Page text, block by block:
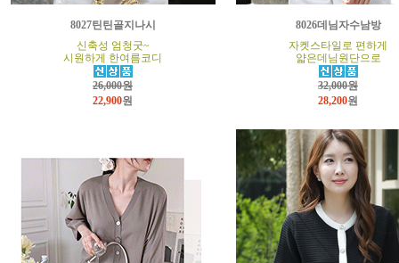
8027틴틴골지나시
신축성 엄청굿~
시원하게 한여름코디
26,000원
22,900원
8026데님자수남방
자켓스타일로 편하게
얇은데님원단으로
32,000원
28,200원